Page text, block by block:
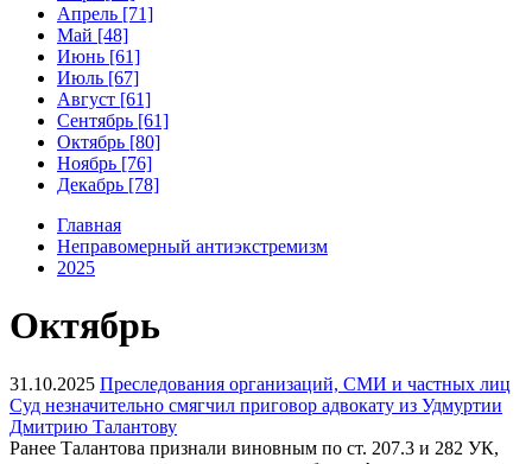
Апрель [71]
Май [48]
Июнь [61]
Июль [67]
Август [61]
Сентябрь [61]
Октябрь [80]
Ноябрь [76]
Декабрь [78]
Главная
Неправомерный антиэкстремизм
2025
Октябрь
31.10.2025 Преследования организаций, СМИ и частных лиц
Суд незначительно смягчил приговор адвокату из Удмуртии
Дмитрию Талантову
Ранее Талантова признали виновным по ст. 207.3 и 282 УК,